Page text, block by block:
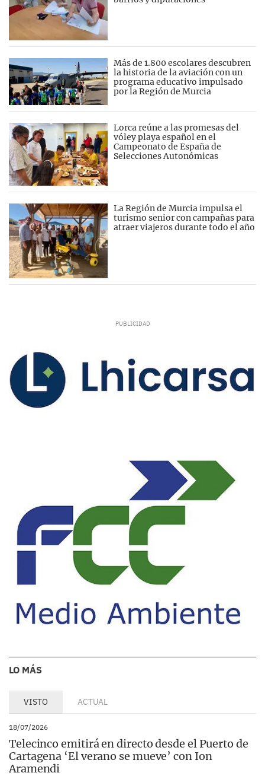
Más de 1.800 escolares descubren
la historia de la aviación con un
programa educativo impulsado
por la Región de Murcia
Lorca reúne a las promesas del
vóley playa español en el
Campeonato de España de
Selecciones Autonómicas
La Región de Murcia impulsa el
turismo senior con campañas para
atraer viajeros durante todo el año
LO MÁS
VISTO ACTUAL
18/07/2026
Telecinco emitirá en directo desde el Puerto de
Cartagena ‘El verano se mueve’ con Ion
Aramendi